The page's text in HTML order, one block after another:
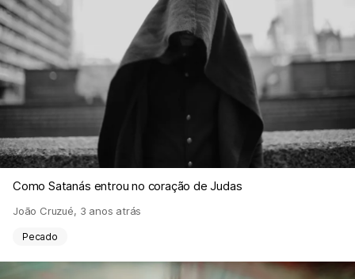
Como Satanás entrou no coração de Judas
João Cruzué, 3 anos atrás
Pecado